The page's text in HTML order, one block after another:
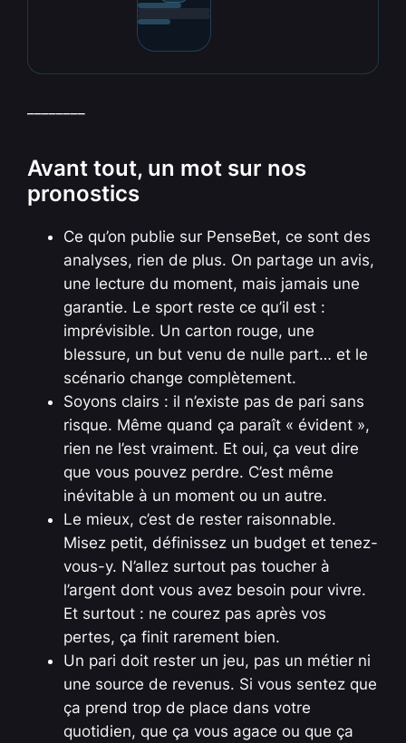
Avant tout, un mot sur nos
pronostics
Ce qu’on publie sur PenseBet, ce sont des
analyses, rien de plus. On partage un avis,
une lecture du moment, mais jamais une
garantie. Le sport reste ce qu’il est :
imprévisible. Un carton rouge, une
blessure, un but venu de nulle part… et le
scénario change complètement.
Soyons clairs : il n’existe pas de pari sans
risque. Même quand ça paraît « évident »,
rien ne l’est vraiment. Et oui, ça veut dire
que vous pouvez perdre. C’est même
inévitable à un moment ou un autre.
Le mieux, c’est de rester raisonnable.
Misez petit, définissez un budget et tenez-
vous-y. N’allez surtout pas toucher à
l’argent dont vous avez besoin pour vivre.
Et surtout : ne courez pas après vos
pertes, ça finit rarement bien.
Un pari doit rester un jeu, pas un métier ni
une source de revenus. Si vous sentez que
ça prend trop de place dans votre
quotidien, que ça vous agace ou que ça